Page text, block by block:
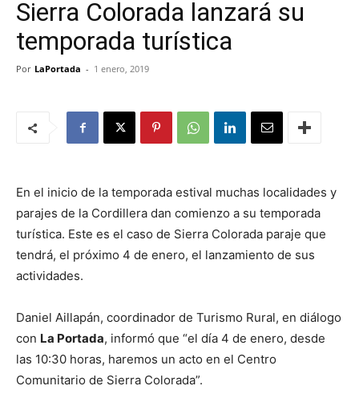
Sierra Colorada lanzará su
temporada turística
Por LaPortada - 1 enero, 2019
En el inicio de la temporada estival muchas localidades y
parajes de la Cordillera dan comienzo a su temporada
turística. Este es el caso de Sierra Colorada paraje que
tendrá, el próximo 4 de enero, el lanzamiento de sus
actividades.
Daniel Aillapán, coordinador de Turismo Rural, en diálogo
con La Portada, informó que “el día 4 de enero, desde
las 10:30 horas, haremos un acto en el Centro
Comunitario de Sierra Colorada”.